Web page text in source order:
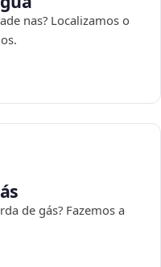
nas? Localizamos o
de gás? Fazemos a